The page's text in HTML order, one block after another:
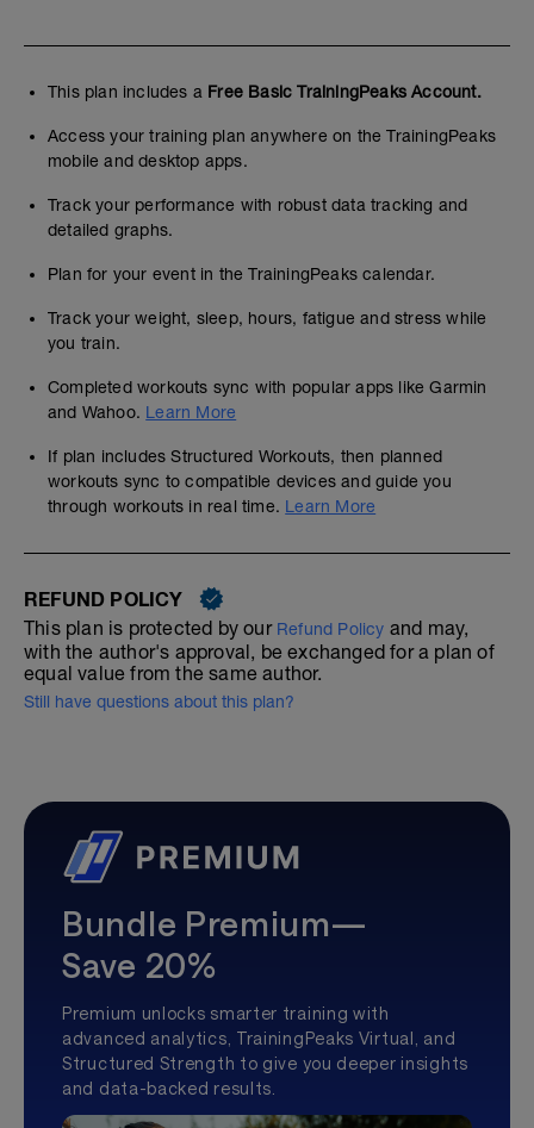
This plan includes a Free Basic TrainingPeaks Account.
Access your training plan anywhere on the TrainingPeaks
mobile and desktop apps.
Track your performance with robust data tracking and
detailed graphs.
Plan for your event in the TrainingPeaks calendar.
Track your weight, sleep, hours, fatigue and stress while
you train.
Completed workouts sync with popular apps like Garmin
and Wahoo. Learn More
If plan includes Structured Workouts, then planned
workouts sync to compatible devices and guide you
through workouts in real time. Learn More
REFUND POLICY
This plan is protected by our Refund Policy and may,
with the author's approval, be exchanged for a plan of
equal value from the same author.
Still have questions about this plan?
Bundle Premium—
Save 20%
Premium unlocks smarter training with
advanced analytics, TrainingPeaks Virtual, and
Structured Strength to give you deeper insights
and data-backed results.